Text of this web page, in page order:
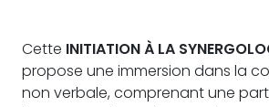
Cette INITIATION À LA
propose une immersion dans la
non verbale, comprenant une